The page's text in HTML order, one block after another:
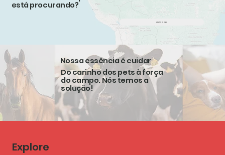
está procurando?
acesse
Nossa essência é cuidar
Do carinho dos pets à força
do campo. Nós temos a
solução!
Explore